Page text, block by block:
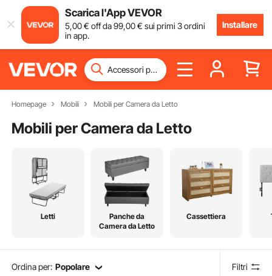
Scarica l'App VEVOR
5,00€ off da99,00€ sui primi 3 ordini
in app.
Installare
Homepage Mobili Mobili per Camera da Letto
Mobili per Camera da Letto
Letti
Panche da
Camera da Letto
Cassettiera
Ordina per: Popolare Filtri